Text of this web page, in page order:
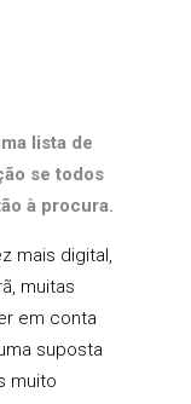
lista de
se todos
à procura.
mais digital,
muitas
em conta
suposta
muito